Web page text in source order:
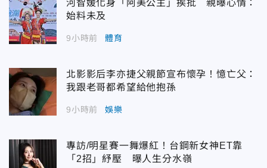
河智媛化身「阿美公主」挨批 親曝心情：
始料未及
9小時前 體育
北影影后李亦捷父親節宣布懷孕！憶亡父：
我跟老哥都希望給他抱孫
9小時前 娛樂
專訪/明星賽一舞爆紅！台鋼新女神ET靠
「2招」紓壓 曝人生分水嶺